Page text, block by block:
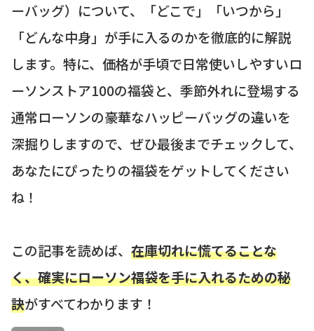
ーバッグ）について、「どこで」「いつから」
「どんな中身」が手に入るのかを徹底的に解説
します。特に、価格が手頃で日常使いしやすいロ
ーソンストア100の福袋と、季節外れに登場する
通常ローソンの豪華なハッピーバッグの違いを
深掘りしますので、ぜひ最後までチェックして、
あなたにぴったりの福袋をゲットしてください
ね！
この記事を読めば、 在庫切れに慌てることな
く、確実にローソン福袋を手に入れるための秘
訣がすべてわかります！